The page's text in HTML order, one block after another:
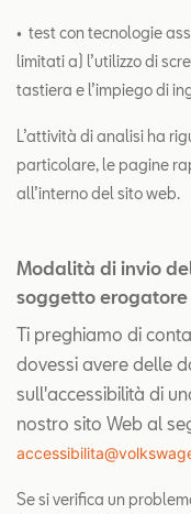
• test con tecnologie
limitati a) l’utilizzo di
tastiera e l’impiego di
L’attività di analisi ha
particolare, le pagine
all’interno del sito web.
Modalità di invio
soggetto erogatore
Ti preghiamo di
dovessi avere delle
sull'accessibilità di
nostro sito Web al
Se si verifica un